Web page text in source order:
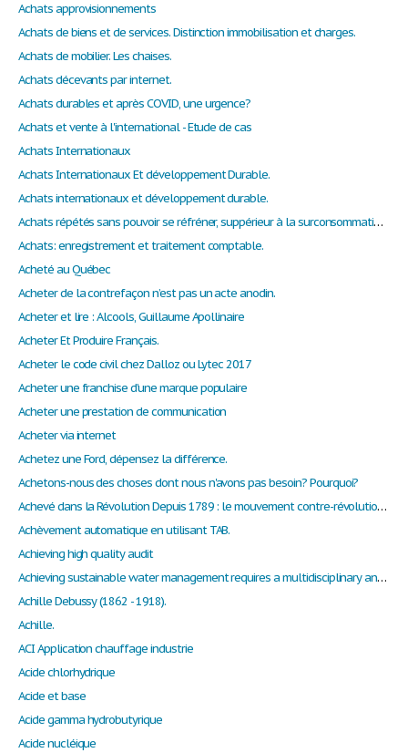
Achats approvisionnements
Achats de biens et de services. Distinction immobilisation et charges.
Achats de mobilier. Les chaises.
Achats décevants par internet.
Achats durables et après COVID, une urgence?
Achats et vente à l'international - Etude de cas
Achats Internationaux
Achats Internationaux Et développement Durable.
Achats internationaux et développement durable.
Achats répétés sans pouvoir se réfréner, suppérieur à la surconsommation addiction
Achats: enregistrement et traitement comptable.
Acheté au Québec
Acheter de la contrefaçon n’est pas un acte anodin.
Acheter et lire : Alcools, Guillaume Apollinaire
Acheter Et Produire Français.
Acheter le code civil chez Dalloz ou Lytec 2017
Acheter une franchise d’une marque populaire
Acheter une prestation de communication
Acheter via internet
Achetez une Ford, dépensez la différence.
Achetons-nous des choses dont nous n'avons pas besoin? Pourquoi?
Achevé dans la Révolution Depuis 1789 : le mouvement contre-révolutionnaire des immigrants français
Achèvement automatique en utilisant TAB.
Achieving high quality audit
Achieving sustainable water management requires a multidisciplinary and holistic approach in which technical, environmental, economic, landscape aesthetic, societal and cultural issues are addressed. but what are these societal and cultural issues?
Achille Debussy (1862 - 1918).
Achille.
ACI Application chauffage industrie
Acide chlorhydrique
Acide et base
Acide gamma hydrobutyrique
Acide nucléique